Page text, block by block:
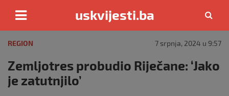
content
uskvijesti.ba
REGION 7 srpnja, 2024 u 9:57
Zemljotres probudio Riječane: ‘Jako
je zatutnjilo’